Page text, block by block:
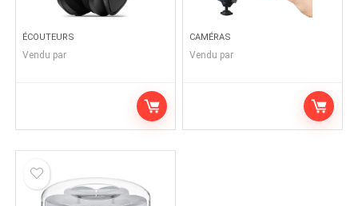
ÉCOUTEURS
Vendu par
CAMÉRAS
Vendu par